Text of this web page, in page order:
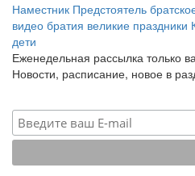
Наместник Предстоятель
видео братия великие праздники
дети
Еженедельная рассылка только
Новости, расписание, новое в